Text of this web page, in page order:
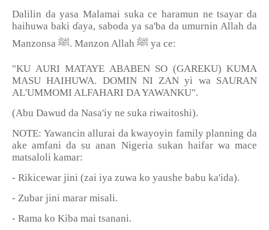
Dalilin da yasa Malamai suka ce haramun ne tsayar da
haihuwa baki ɗaya, saboda ya sa'ba da umurnin Allah da
Manzonsa ﷺ. Manzon Allah ﷺ ya ce:
"KU AURI MATAYE ABABEN SO (GAREKU) KUMA
MASU HAIHUWA. DOMIN NI ZAN yi wa SAURAN
AL'UMMOMI ALFAHARI DA YAWANKU".
(Abu Dawud da Nasa'iy ne suka riwaitoshi).
NOTE: Yawancin allurai da kwayoyin family planning da
ake amfani da su anan Nigeria sukan haifar wa mace
matsaloli kamar:
- Rikicewar jini (zai iya zuwa ko yaushe babu ka'ida).
- Zubar jini marar misali.
- Rama ko Kiba mai tsanani.